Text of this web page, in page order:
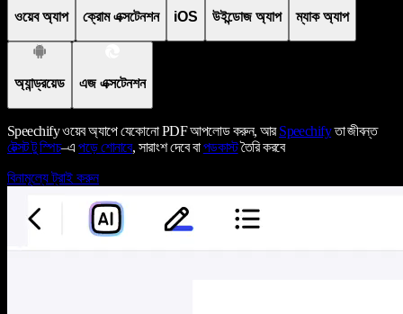
ওয়েব অ্যাপ ক্রোম এক্সটেনশন iOS উইন্ডোজ অ্যাপ ম্যাক অ্যাপ
অ্যান্ড্রয়েড এজ এক্সটেনশন
Speechify ওয়েব অ্যাপে যেকোনো PDF আপলোড করুন, আরSpeechifyতা জীবন্ত
টেক্সট টু স্পিচ–এপড়ে শোনাবে, সারাংশ দেবে বাপডকাস্টতৈরি করবে
বিনামূল্যে ট্রাই করুন